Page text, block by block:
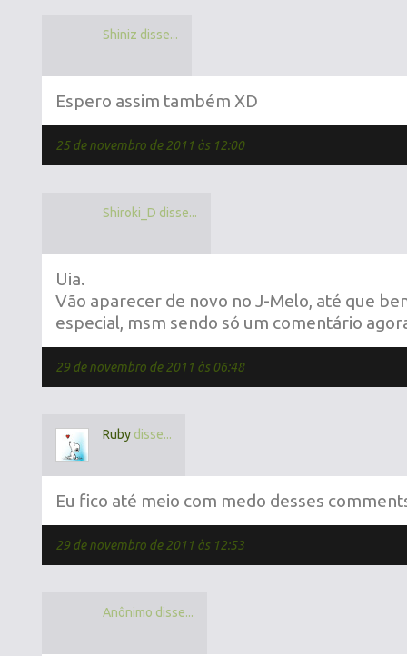
Shiniz disse...
Espero assim também XD
25 de novembro de 2011 às 12:00
Shiroki_D disse...
Uia.
Vão aparecer de novo no J-Melo, até que
especial, msm sendo só um comentário
29 de novembro de 2011 às 06:48
Ruby disse...
Eu fico até meio com medo desses
29 de novembro de 2011 às 12:53
Anônimo disse...